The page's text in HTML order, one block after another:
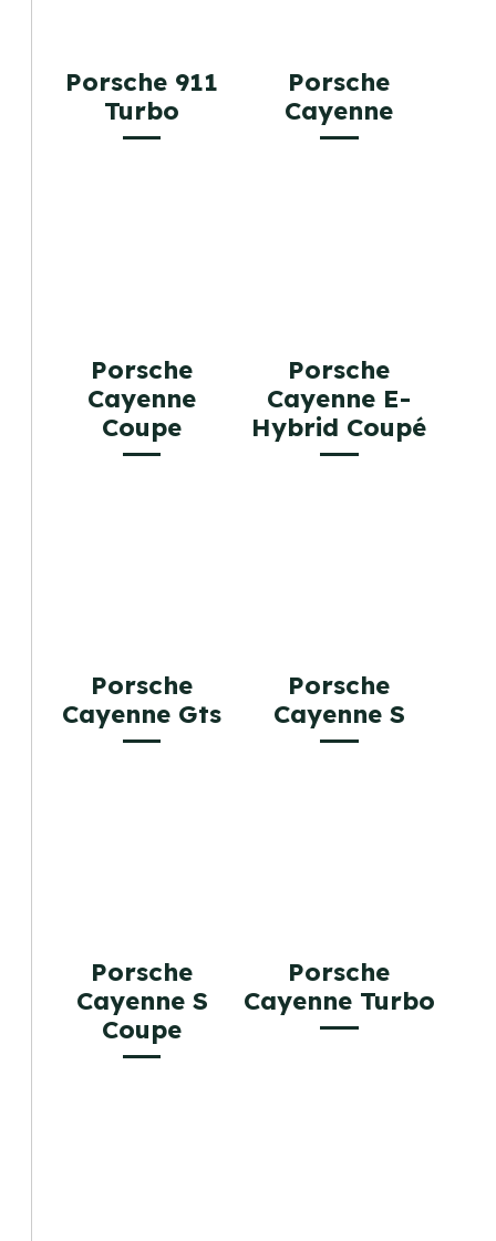
Porsche 911
Turbo
Porsche
Cayenne
Porsche
Cayenne
Coupe
Porsche
Cayenne E-
Hybrid Coupé
Porsche
Cayenne Gts
Porsche
Cayenne S
Porsche
Cayenne S
Coupe
Porsche
Cayenne Turbo